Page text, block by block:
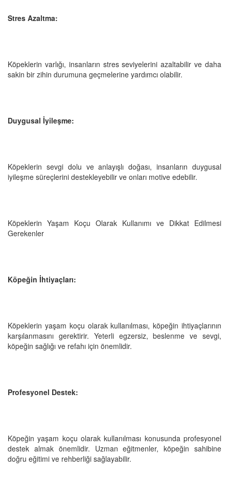
Stres Azaltma:
Köpeklerin varlığı, insanların stres seviyelerini azaltabilir ve daha
sakin bir zihin durumuna geçmelerine yardımcı olabilir.
Duygusal İyileşme:
Köpeklerin sevgi dolu ve anlayışlı doğası, insanların duygusal
iyileşme süreçlerini destekleyebilir ve onları motive edebilir.
Köpeklerin Yaşam Koçu Olarak Kullanımı ve Dikkat Edilmesi
Gerekenler
Köpeğin İhtiyaçları:
Köpeklerin yaşam koçu olarak kullanılması, köpeğin ihtiyaçlarının
karşılanmasını gerektirir. Yeterli egzersiz, beslenme ve sevgi,
köpeğin sağlığı ve refahı için önemlidir.
Profesyonel Destek:
Köpeğin yaşam koçu olarak kullanılması konusunda profesyonel
destek almak önemlidir. Uzman eğitmenler, köpeğin sahibine
doğru eğitimi ve rehberliği sağlayabilir.